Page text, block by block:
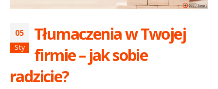
05
Sty
Tłumaczenia w Twojej
firmie – jak sobie
radzicie?